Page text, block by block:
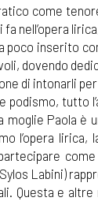
come
nell’opera
poco inserito
dovendo
di intonarli
tutto
Paola è
l’opera
Labini)
Questa e